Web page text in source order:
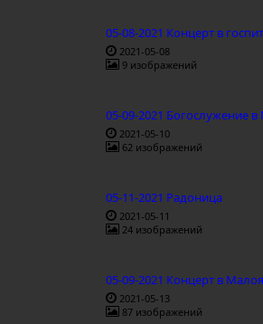
05-08-2021 Концерт в
2021-05-08
9 изображений
05-09-2021 Богослужение
2021-05-10
62 изображений
05-11-2021 Радоница
2021-05-11
24 изображений
05-09-2021 Концерт в
2021-05-13
87 изображений